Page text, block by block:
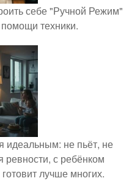
себе "Ручной Режим"
техники.
идеальным: не пьёт, не
ревности, с ребёнком
лучше многих.